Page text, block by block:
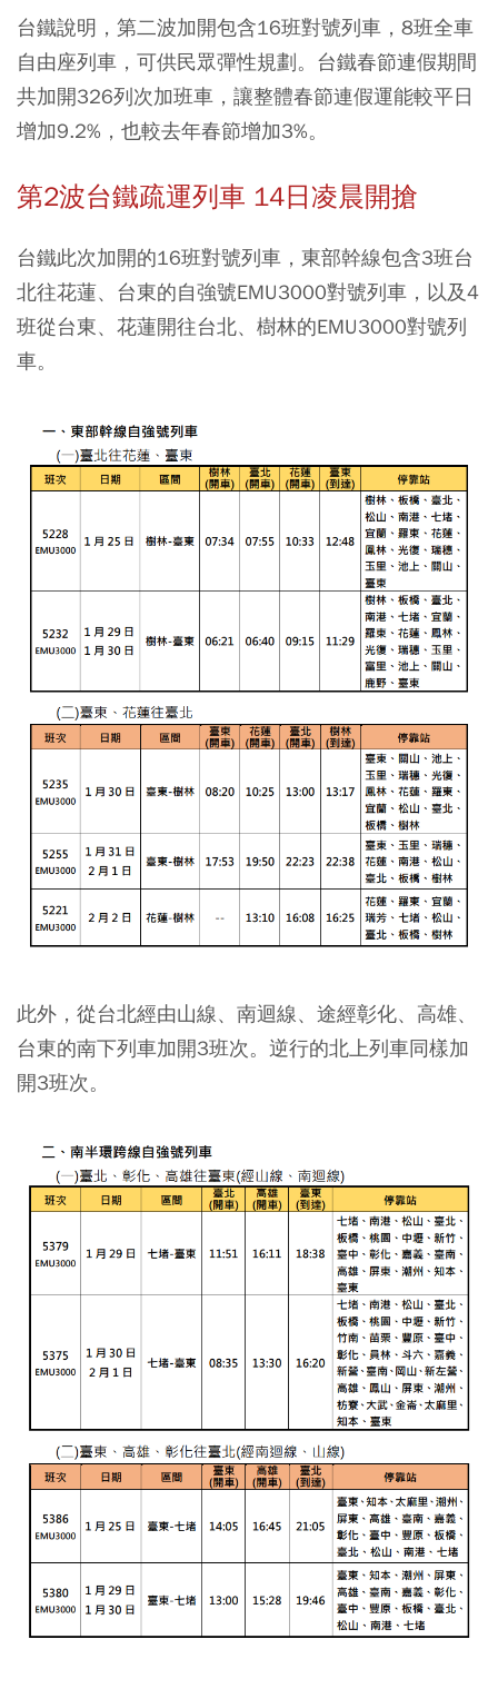
台鐵說明，第二波加開包含16班對號列車，8班全車
自由座列車，可供民眾彈性規劃。台鐵春節連假期間
共加開326列次加班車，讓整體春節連假運能較平日
增加9.2%，也較去年春節增加3%。
第2波台鐵疏運列車 14日凌晨開搶
台鐵此次加開的16班對號列車，東部幹線包含3班台
北往花蓮、台東的自強號EMU3000對號列車，以及4
班從台東、花蓮開往台北、樹林的EMU3000對號列
車。
此外，從台北經由山線、南迴線、途經彰化、高雄、
台東的南下列車加開3班次。逆行的北上列車同樣加
開3班次。